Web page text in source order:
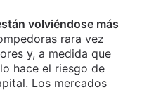
volviéndose más
rara vez
y, a medida que
hace el riesgo de
Los mercados